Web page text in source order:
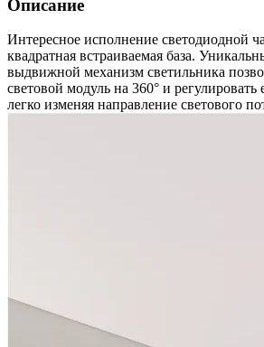
Описание
Интересное исполнение светодиодной
квадратная встраиваемая база.
выдвижной механизм светильника
световой модуль на 360° и регулировать
легко изменяя направление светового